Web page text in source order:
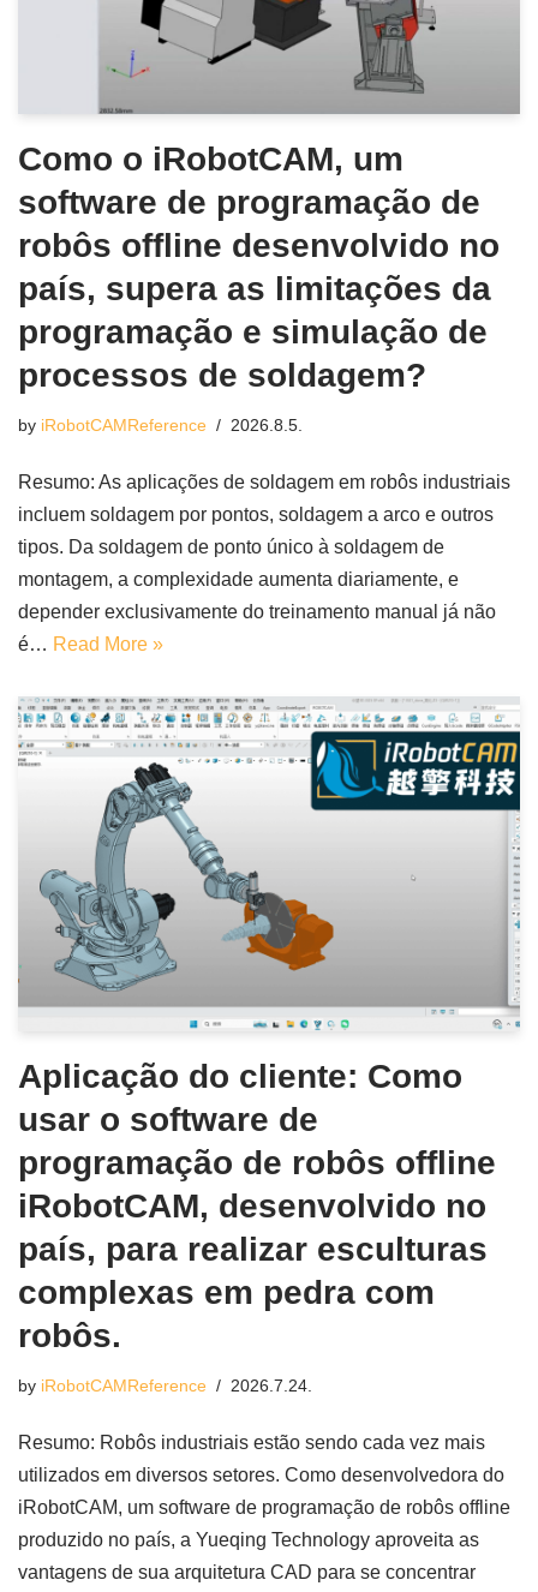
Como o iRobotCAM, um
software de programação de
robôs offline desenvolvido no
país, supera as limitações da
programação e simulação de
processos de soldagem?
by iRobotCAMReference 2026.8.5.
Resumo: As aplicações de soldagem em robôs industriais
incluem soldagem por pontos, soldagem a arco e outros
tipos. Da soldagem de ponto único à soldagem de
montagem, a complexidade aumenta diariamente, e
depender exclusivamente do treinamento manual já não
é… Read More »
Aplicação do cliente: Como
usar o software de
programação de robôs offline
iRobotCAM, desenvolvido no
país, para realizar esculturas
complexas em pedra com
robôs.
by iRobotCAMReference 2026.7.24.
Resumo: Robôs industriais estão sendo cada vez mais
utilizados em diversos setores. Como desenvolvedora do
iRobotCAM, um software de programação de robôs offline
produzido no país, a Yueqing Technology aproveita as
vantagens de sua arquitetura CAD para se concentrar